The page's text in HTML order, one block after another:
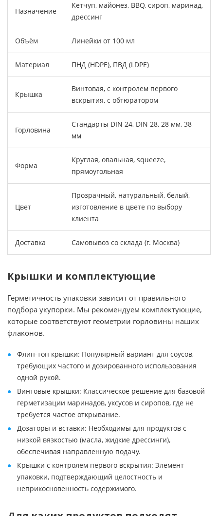
Назначение
Кетчуп, майонез, BBQ, сироп, маринад,
дрессинг
Объём Линейки от 100 мл
Материал ПНД (HDPE), ПВД (LDPE)
Крышка
Винтовая, с контролем первого
вскрытия, с обтюратором
Горловина
Стандарты DIN 24, DIN 28, 28 мм, 38
мм
Форма
Круглая, овальная, squeeze,
прямоугольная
Цвет
Прозрачный, натуральный, белый,
изготовление в цвете по выбору
клиента
Доставка Самовывоз со склада (г. Москва)
Крышки и комплектующие
Герметичность упаковки зависит от правильного
подбора укупорки. Мы рекомендуем комплектующие,
которые соответствуют геометрии горловины наших
флаконов.
Флип-топ крышки: Популярный вариант для соусов,
требующих частого и дозированного использования
одной рукой.
Винтовые крышки: Классическое решение для базовой
герметизации маринадов, уксусов и сиропов, где не
требуется частое открывание.
Дозаторы и вставки: Необходимы для продуктов с
низкой вязкостью (масла, жидкие дрессинги),
обеспечивая направленную подачу.
Крышки с контролем первого вскрытия: Элемент
упаковки, подтверждающий целостность и
неприкосновенность содержимого.